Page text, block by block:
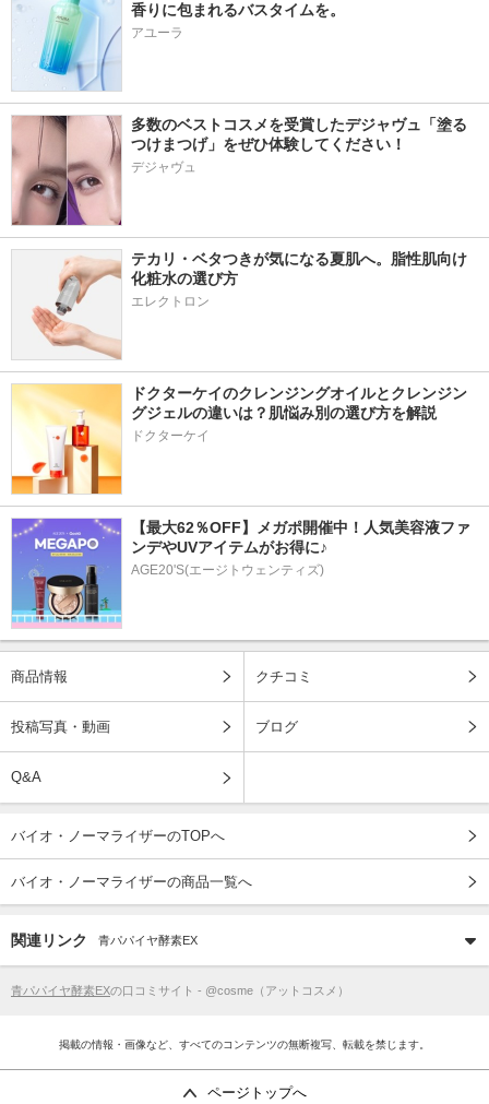
香りに包まれるバスタイムを。
アユーラ
多数のベストコスメを受賞したデジャヴュ「塗る
つけまつげ」をぜひ体験してください！
デジャヴュ
テカリ・ベタつきが気になる夏肌へ。脂性肌向け
化粧水の選び方
エレクトロン
ドクターケイのクレンジングオイルとクレンジン
グジェルの違いは？肌悩み別の選び方を解説
ドクターケイ
【最大62％OFF】メガポ開催中！人気美容液ファ
ンデやUVアイテムがお得に♪
AGE20'S(エージトウェンティズ)
商品情報 クチコミ
投稿写真・動画 ブログ
Q&A
バイオ・ノーマライザーのTOPへ
バイオ・ノーマライザーの商品一覧へ
関連リンク 青パパイヤ酵素EX
青パパイヤ酵素EXの口コミサイト - @cosme（アットコスメ）
掲載の情報・画像など、すべてのコンテンツの無断複写、転載を禁じます。
ページトップへ